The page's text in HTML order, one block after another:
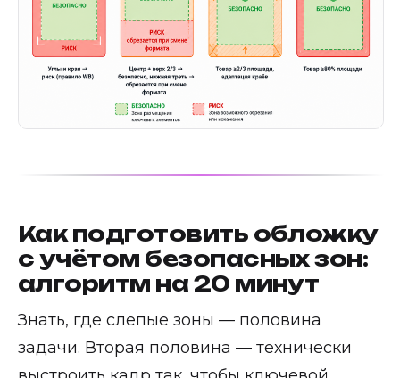
Как подготовить обложку
с учётом безопасных зон:
алгоритм на 20 минут
Знать, где слепые зоны — половина
задачи. Вторая половина — технически